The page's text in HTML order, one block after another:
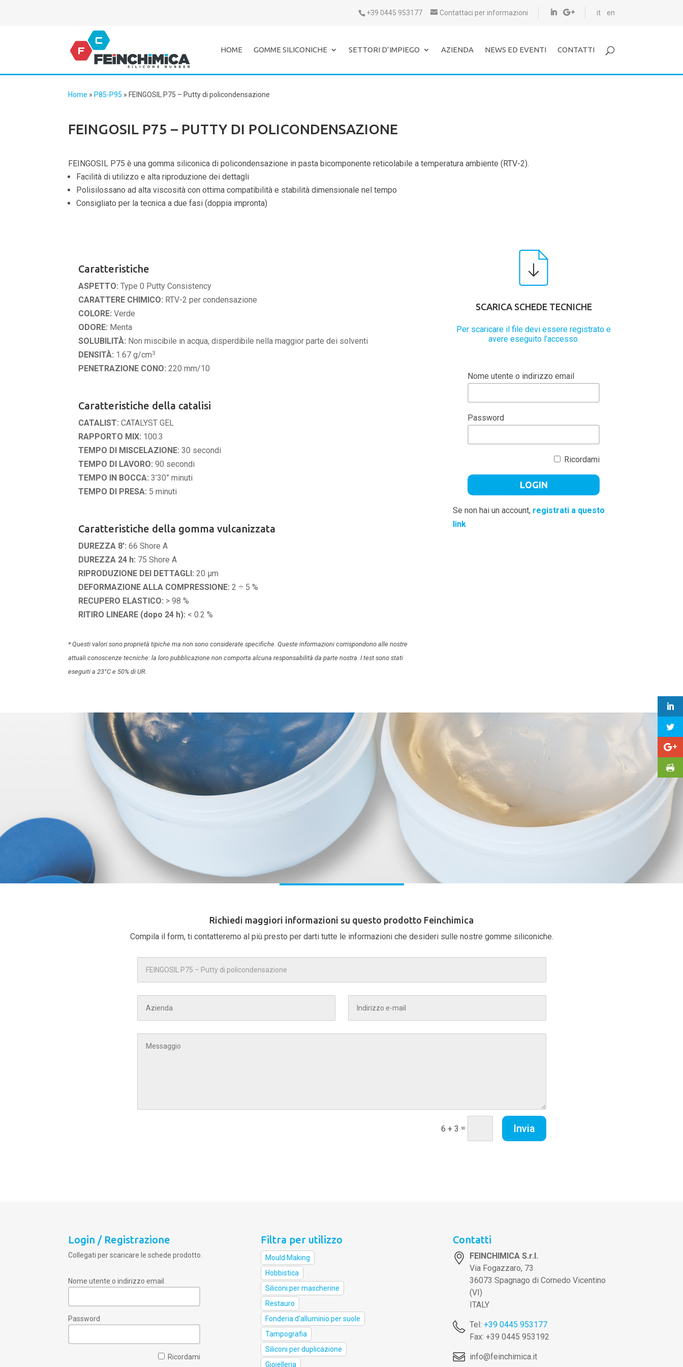
+39 0445 953177 Contattaci per informazioni it en
HOME GOMME SILICONICHE SETTORI D’IMPIEGO AZIENDA NEWS ED EVENTI CONTATTI
Home » P85-P95 » FEINGOSIL P75 – Putty di policondensazione
FEINGOSIL P75 – PUTTY DI POLICONDENSAZIONE
FEINGOSIL P75 è una gomma siliconica di policondensazione in pasta bicomponente reticolabile a temperatura ambiente (RTV-2).
Facilità di utilizzo e alta riproduzione dei dettagli
Polisilossano ad alta viscosità con ottima compatibilità e stabilità dimensionale nel tempo
Consigliato per la tecnica a due fasi (doppia impronta)
Caratteristiche
ASPETTO:Type 0 Putty Consistency
CARATTERE CHIMICO: RTV-2 per condensazione
COLORE: Verde
ODORE: Menta
SOLUBILITÀ: Non miscibile in acqua, disperdibile nella maggior parte dei solventi
DENSITÀ: 1.67 g/cm3
PENETRAZIONE CONO: 220 mm/10
Caratteristiche della catalisi
CATALIST: CATALYST GEL
RAPPORTO MIX: 100:3
TEMPO DI MISCELAZIONE: 30 secondi
TEMPO DI LAVORO: 90 secondi
TEMPO IN BOCCA: 3’30” minuti
TEMPO DI PRESA: 5 minuti
Caratteristiche della gomma vulcanizzata
DUREZZA 8′: 66 Shore A
DUREZZA 24 h: 75 Shore A
RIPRODUZIONE DEI DETTAGLI: 20 µm
DEFORMAZIONE ALLA COMPRESSIONE: 2 ÷ 5 %
RECUPERO ELASTICO: > 98 %
RITIRO LINEARE (dopo 24 h): < 0.2 %
* Questi valori sono proprietà tipiche ma non sono considerate specifiche. Queste informazioni corrispondono alle nostre
attuali conoscenze tecniche: la loro pubblicazione non comporta alcuna responsabilità da parte nostra. I test sono stati
eseguiti a 23°C e 50% di UR.
SCARICA SCHEDE TECNICHE
Per scaricare il file devi essere registrato e
avere eseguito l’accesso.
Nome utente o indirizzo email
Password
Ricordami
Se non hai un account, registrati a questo
link
Richiedi maggiori informazioni su questo prodotto Feinchimica
Compila il form, ti contatteremo al più presto per darti tutte le informazioni che desideri sulle nostre gomme siliconiche.
6 + 3 = Invia
Login / Registrazione
Collegati per scaricare le schede prodotto.
Nome utente o indirizzo email
Password
Ricordami
Filtra per utilizzo
Mould Making
Hobbistica
Siliconi per mascherine
Restauro
Fonderia d'alluminio per suole
Tampografia
Siliconi per duplicazione
Gioielleria
Contatti
FEINCHIMICA S.r.l.
Via Fogazzaro, 73
36073 Spagnago di Cornedo Vicentino
(VI)
ITALY
Tel: +39 0445 953177
Fax: +39 0445 953192
info@feinchimica.it